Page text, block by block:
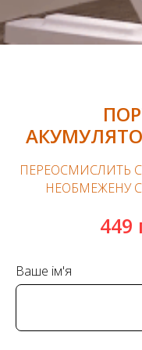
ПЕРЕОСМИСЛИТЬ
НЕОБМЕЖЕНУ
449
Ваше ім'я